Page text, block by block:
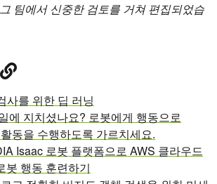
팀에서 신중한 검토를 거쳐 편집되었습
사를 위한 딥 러닝
에 지치셨나요? 로봇에게 행동으로
동을 수행하도록 가르치세요.
Isaac 로봇 플랫폼으로 AWS 클라우드
봇 행동 훈련하기